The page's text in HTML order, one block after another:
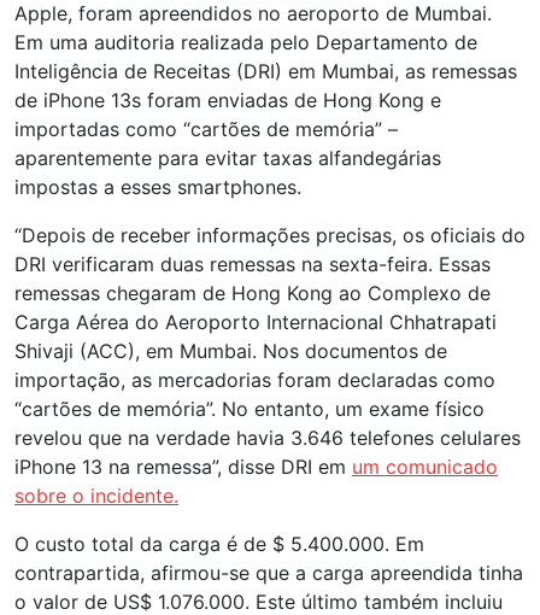
Apple, foram apreendidos no aeroporto de Mumbai.
Em uma auditoria realizada pelo Departamento de
Inteligência de Receitas (DRI) em Mumbai, as remessas
de iPhone 13s foram enviadas de Hong Kong e
importadas como “cartões de memória” –
aparentemente para evitar taxas alfandegárias
impostas a esses smartphones.
“Depois de receber informações precisas, os oficiais do
DRI verificaram duas remessas na sexta-feira. Essas
remessas chegaram de Hong Kong ao Complexo de
Carga Aérea do Aeroporto Internacional Chhatrapati
Shivaji (ACC), em Mumbai. Nos documentos de
importação, as mercadorias foram declaradas como
“cartões de memória”. No entanto, um exame físico
revelou que na verdade havia 3.646 telefones celulares
iPhone 13 na remessa”, disse DRI em um comunicado
sobre o incidente.
O custo total da carga é de $ 5.400.000. Em
contrapartida, afirmou-se que a carga apreendida tinha
o valor de US$ 1.076.000. Este último também incluiu